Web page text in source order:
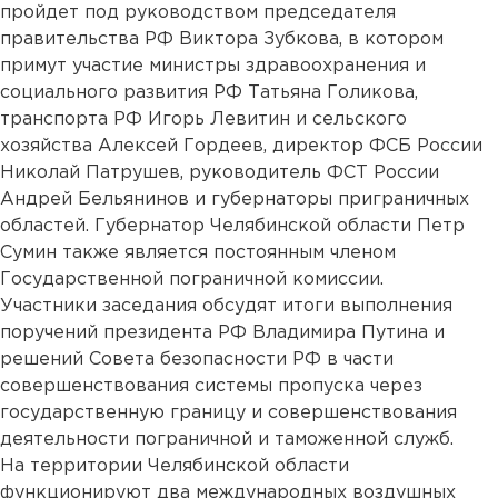
пройдет под руководством председателя
правительства РФ Виктора Зубкова, в котором
примут участие министры здравоохранения и
социального развития РФ Татьяна Голикова,
транспорта РФ Игорь Левитин и сельского
хозяйства Алексей Гордеев, директор ФСБ России
Николай Патрушев, руководитель ФСТ России
Андрей Бельянинов и губернаторы приграничных
областей. Губернатор Челябинской области Петр
Сумин также является постоянным членом
Государственной пограничной комиссии.
Участники заседания обсудят итоги выполнения
поручений президента РФ Владимира Путина и
решений Совета безопасности РФ в части
совершенствования системы пропуска через
государственную границу и совершенствования
деятельности пограничной и таможенной служб.
На территории Челябинской области
функционируют два международных воздушных